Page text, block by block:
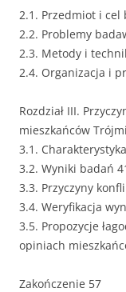
2.1. Przedmiot i cel
2.2. Problemy
2.3. Metody i
2.4. Organizacja i
Rozdział III.
mieszkańców
3.1.
3.2. Wyniki badań
3.3. Przyczyny
3.4. Weryfikacja
3.5. Propozycje
opiniach
Zakończenie 57